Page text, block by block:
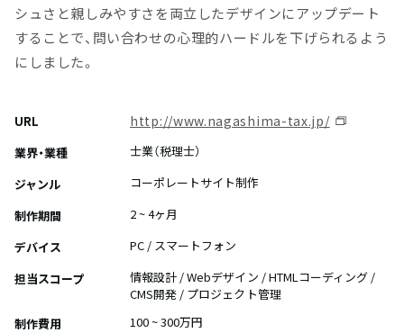
シュさと親しみやすさを両立したデザインにアップデート
することで、問い合わせの心理的ハードルを下げられるよう
にしました。
URL http://www.nagashima-tax.jp/
業界・業種
士業（税理士）
ジャンル
コーポレートサイト制作
制作期間
2 ~ 4ヶ月
デバイス
PC / スマートフォン
担当スコープ
情報設計 / Webデザイン / HTMLコーディング /
CMS開発 / プロジェクト管理
制作費用
100 ~ 300万円